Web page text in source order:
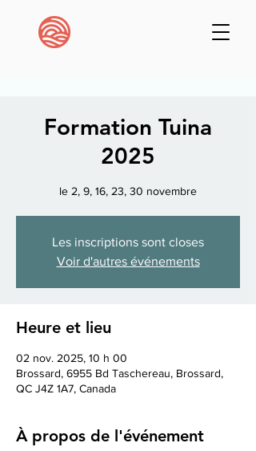
Formation Tuina
2025
le 2, 9, 16, 23, 30 novembre
Les inscriptions sont closes
Voir d'autres événements
Heure et lieu
02 nov. 2025, 10 h 00
Brossard, 6955 Bd Taschereau, Brossard,
QC J4Z 1A7, Canada
À propos de l'événement